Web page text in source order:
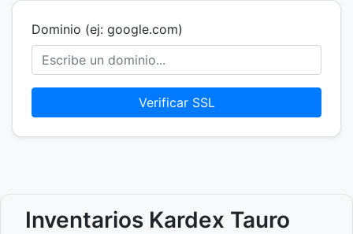
Dominio (ej: google.com)
Verificar SSL
Inventarios Kardex Tauro